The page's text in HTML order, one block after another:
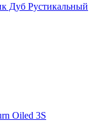
Дуб Рустикальный